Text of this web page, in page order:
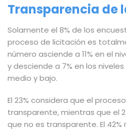
Transparencia de
Solamente el 8% de los
proceso de licitación es
número asciende a 11% en el
y desciende a 7% en los
medio y bajo.
El 23% considera que el
transparente, mientras que el
que no es transparente. El